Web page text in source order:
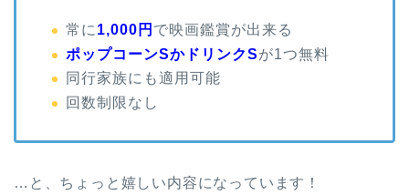
常に 1,000円 で映画鑑賞が出来る
ポップコーンSかドリンクSが1つ無料
同行家族にも適用可能
回数制限なし
…と、ちょっと嬉しい内容になっています！